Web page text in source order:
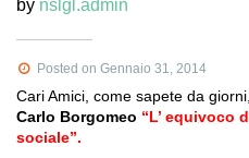
by nslgl.admin
Posted on Gennaio 31, 2014
Cari Amici, come sapete da
Carlo Borgomeo “L’ equivoco
sociale”.